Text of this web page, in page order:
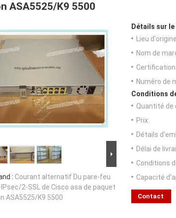
ASA5525/K9 5500
: Courant alternatif Du pare-feu
IPsec/2-SSL de Cisco asa de paquet
ASA5525/K9 5500
Détails sur
Lieu
Nom de
Certification:
Numéro de
Conditions
Quantité de
Prix:
Détails
Délai de
Conditions
Capacité
Contact